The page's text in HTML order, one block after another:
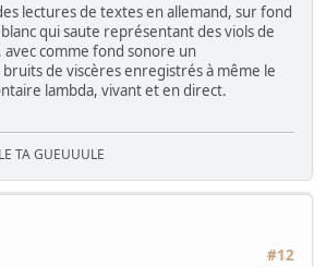
lectures de textes en allemand, sur fond
qui saute représentant des viols de
avec comme fond sonore un
de viscères enregistrés à même le
lambda, vivant et en direct.
TA GUEUUULE
#12